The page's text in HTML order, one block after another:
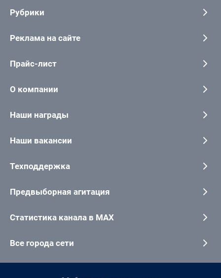
Рубрики
Реклама на сайте
Прайс-лист
О компании
Наши награды
Наши вакансии
Техподдержка
Предвыборная агитация
Статистика канала в MAX
Все города сети